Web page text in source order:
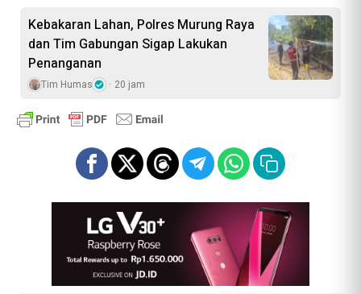
Kebakaran Lahan, Polres Murung Raya
dan Tim Gabungan Sigap Lakukan
Penanganan
Tim Humas 20 jam